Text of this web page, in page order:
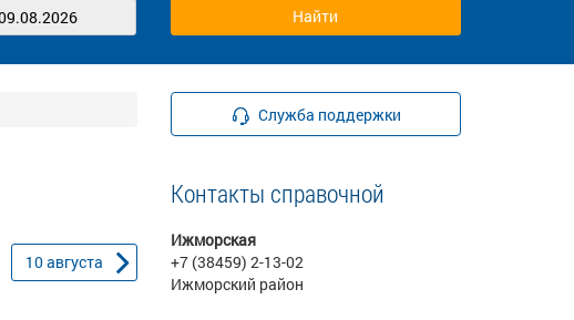
10августа
Служба поддержки
Контакты справочной
Ижморская
+7 (38459) 2-13-02
Ижморский район